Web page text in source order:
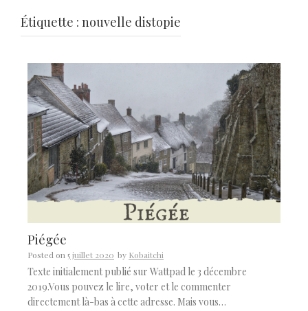
Étiquette : nouvelle distopie
Piégée
Posted on 5 juillet 2020 by Kobaitchi
Texte initialement publié sur Wattpad le 3 décembre
2019.Vous pouvez le lire, voter et le commenter
directement là-bas à cette adresse. Mais vous…